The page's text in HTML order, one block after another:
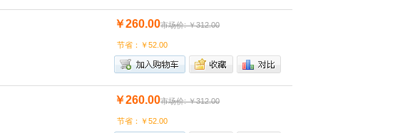
￥260.00市场价: ￥312.00
节省：￥52.00
￥260.00市场价: ￥312.00
节省：￥52.00